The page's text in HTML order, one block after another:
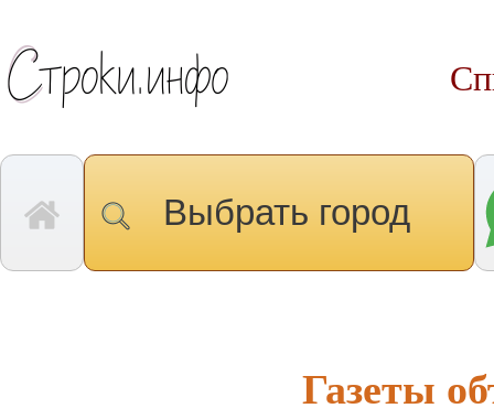
Выбрать город
Газеты